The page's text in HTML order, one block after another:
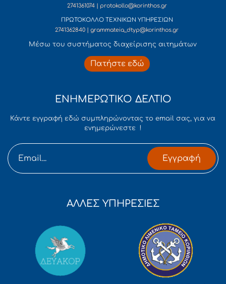
2741361074 | protokollo@korinthos.gr
ΠΡΩΤΟΚΟΛΛΟ ΤΕΧΝΙΚΩΝ ΥΠΗΡΕΣΙΩΝ
2741362840 | grammateia_dtyp@korinthos.gr
Mέσω του συστήματος διαχείρισης αιτημάτων
Πατήστε εδώ
ΕΝΗΜΕΡΩΤΙΚΟ ΔΕΛΤΙΟ
Κάντε εγγραφή εδώ συμπληρώνοντας το email σας, για να
ενημερώνεστε !
Εγγραφή
ΑΛΛΕΣ ΥΠΗΡΕΣΙΕΣ